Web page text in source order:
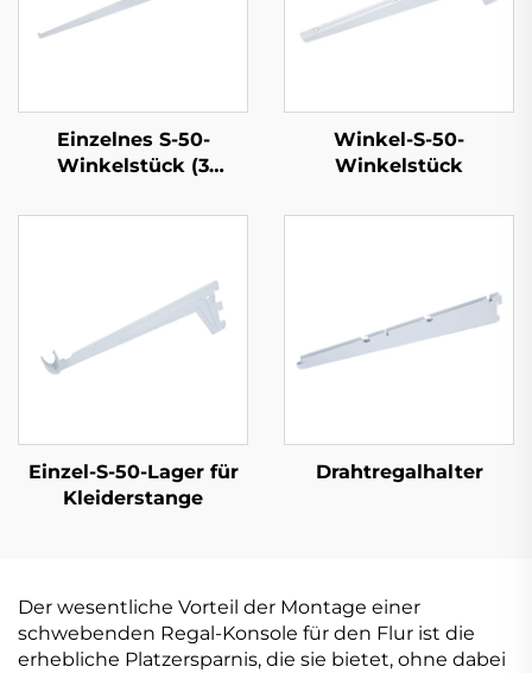
Einzelnes S-50-
Winkelstück (3
Winkel-S-50-
Winkelstück
Einzel-S-50-Lager für
Kleiderstange
Drahtregalhalter
Der wesentliche Vorteil der Montage einer
schwebenden Regal-Konsole für den Flur ist die
erhebliche Platzersparnis, die sie bietet, ohne dabei